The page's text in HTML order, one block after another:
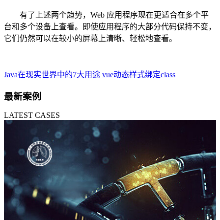
有了上述两个趋势，Web 应用程序现在更适合在多个平
台和多个设备上查看。即使应用程序的大部分代码保持不变，
它们仍然可以在较小的屏幕上清晰、轻松地查看。
Java在现实世界中的7大用途 vue动态样式绑定class
最新案例
LATEST CASES